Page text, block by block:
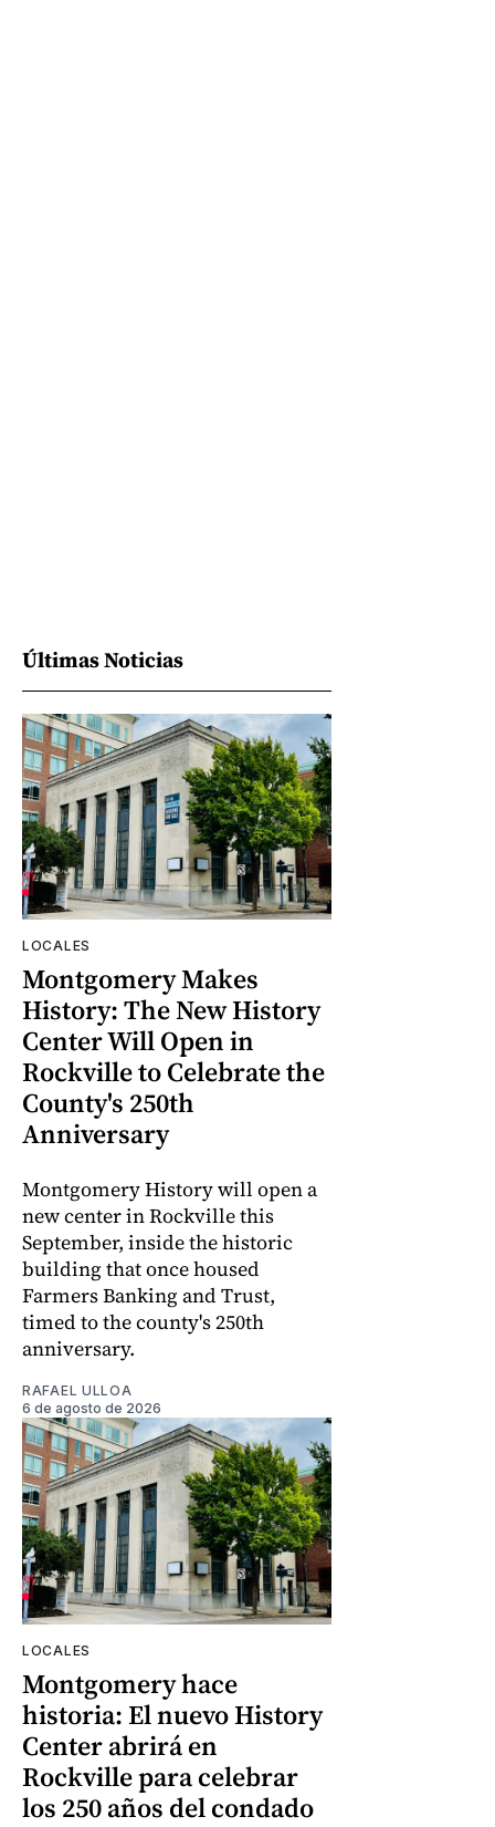
Últimas Noticias
LOCALES
Montgomery Makes
History: The New History
Center Will Open in
Rockville to Celebrate the
County's 250th
Anniversary
Montgomery History will open a
new center in Rockville this
September, inside the historic
building that once housed
Farmers Banking and Trust,
timed to the county's 250th
anniversary.
RAFAEL ULLOA
6 de agosto de 2026
LOCALES
Montgomery hace
historia: El nuevo History
Center abrirá en
Rockville para celebrar
los 250 años del condado